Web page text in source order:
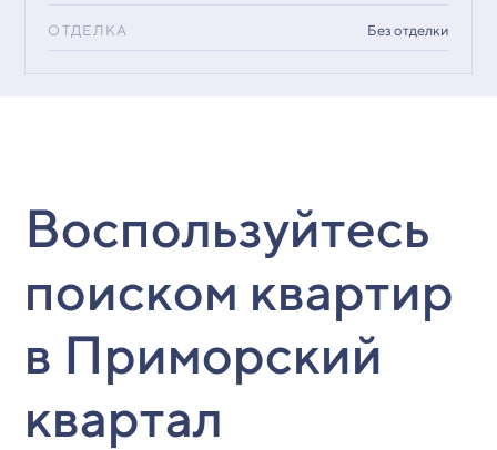
ОТДЕЛКА Без отделки
Воспользуйтесь
поиском квартир
в Приморский
квартал